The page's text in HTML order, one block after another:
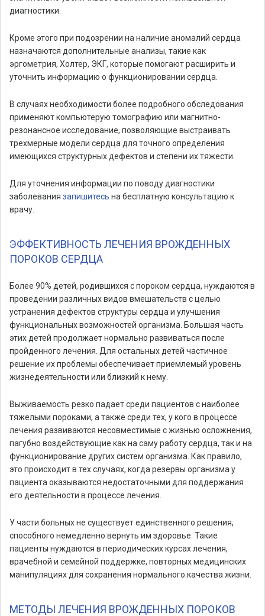
диагностики.
Кроме этого при подозрении на наличие аномалий сердца
назначаются дополнительные анализы, такие как
эргометрия, Холтер, ЭКГ, которые помогают расширить и
уточнить информацию о функционировании сердца.
В случаях необходимости более подробного обследования
применяют компьютерую томографию или магнитно-
резонансное исследование, позволяющие выстраивать
трехмерные модели сердца для точного определения
имеющихся структурных дефектов и степени их тяжести.
Для уточнения информации по поводу диагностики
заболевания запишитесь на бесплатную консультацию к
врачу.
ЭФФЕКТИВНОСТЬ ЛЕЧЕНИЯ ВРОЖДЕННЫХ
ПОРОКОВ СЕРДЦА
Более 90% детей, родившихся с пороком сердца, нуждаются в
проведении различных видов вмешательств с целью
устранения дефектов структуры сердца и улучшения
функциональных возможностей организма. Большая часть
этих детей продолжает нормально развиваться после
пройденного лечения. Для остальных детей частичное
решение их проблемы обеспечивает приемлемый уровень
жизнедеятельности или близкий к нему.
Выживаемость резко падает среди пациентов с наиболее
тяжелыми пороками, а также среди тех, у кого в процессе
лечения развиваются несовместимые с жизнью осложнения,
пагубно воздействующие как на саму работу сердца, так и на
функционирование других систем организма. Как правило,
это происходит в тех случаях, когда резервы организма у
пациента оказываются недостаточными для поддержания
его деятельности в процессе лечения.
У части больных не существует единственного решения,
способного немедленно вернуть им здоровье. Такие
пациенты нуждаются в периодических курсах лечения,
врачебной и семейной поддержке, повторных медицинских
манипуляциях для сохранения нормального качества жизни.
МЕТОДЫ ЛЕЧЕНИЯ ВРОЖДЕННЫХ ПОРОКОВ